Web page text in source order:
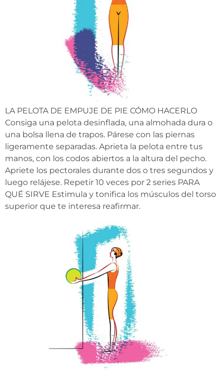
LA PELOTA DE EMPUJE DE PIE CÓMO HACERLO
Consiga una pelota desinflada, una almohada dura o
una bolsa llena de trapos. Párese con las piernas
ligeramente separadas. Aprieta la pelota entre tus
manos, con los codos abiertos a la altura del pecho.
Apriete los pectorales durante dos o tres segundos y
luego relájese. Repetir 10 veces por 2 series PARA
QUÉ SIRVE Estimula y tonifica los músculos del torso
superior que te interesa reafirmar.